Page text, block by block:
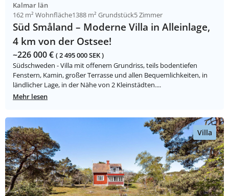
Kalmar län
162 m² Wohnfläche1388 m² Grundstück5 Zimmer
Süd Småland – Moderne Villa in Alleinlage,
4 km von der Ostsee!
~226 000 € ( 2 495 000 SEK )
Südschweden - Villa mit offenem Grundriss, teils bodentiefen
Fenstern, Kamin, großer Terrasse und allen Bequemlichkeiten, in
ländlicher Lage, in der Nähe von 2 Kleinstädten....
Mehr lesen
Villa